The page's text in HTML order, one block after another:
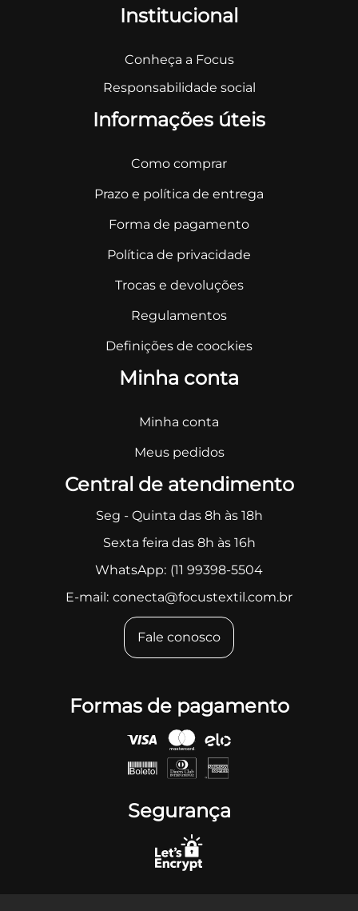
Institucional
Conheça a Focus
Responsabilidade social
Informações úteis
Como comprar
Prazo e política de entrega
Forma de pagamento
Política de privacidade
Trocas e devoluções
Regulamentos
Definições de coockies
Minha conta
Minha conta
Meus pedidos
Central de atendimento
Seg - Quinta das 8h às 18h
Sexta feira das 8h às 16h
WhatsApp: (11 99398-5504
E-mail: conecta@focustextil.com.br
Fale conosco
Formas de pagamento
Segurança